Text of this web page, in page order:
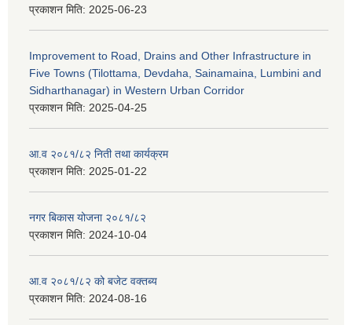
प्रकाशन मिति: 2025-06-23
Improvement to Road, Drains and Other Infrastructure in
Five Towns (Tilottama, Devdaha, Sainamaina, Lumbini and
Sidharthanagar) in Western Urban Corridor
प्रकाशन मिति: 2025-04-25
आ.व २०८१/८२ निती तथा कार्यक्रम
प्रकाशन मिति: 2025-01-22
नगर बिकास योजना २०८१/८२
प्रकाशन मिति: 2024-10-04
आ.व २०८१/८२ को बजेट वक्तब्य
प्रकाशन मिति: 2024-08-16